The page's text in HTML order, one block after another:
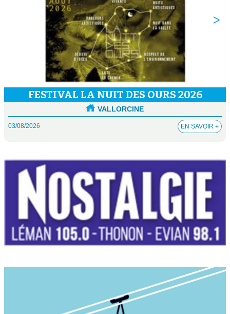
FESTIVAL LA NUIT DES OURS 2026
VALLORCINE
03/08/2026 EN SAVOIR +